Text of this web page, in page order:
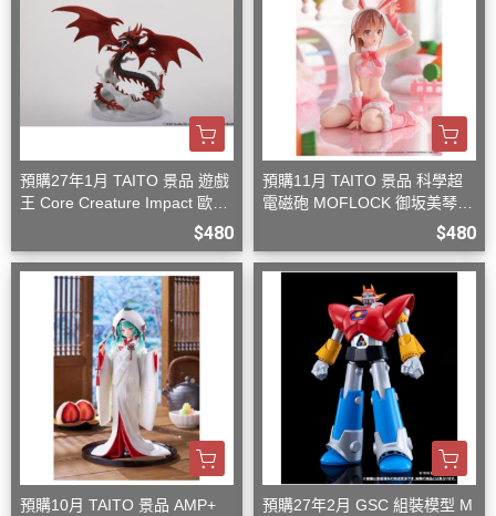
預購27年1月 TAITO 景品 遊戲
王 Core Creature Impact 歐西
$480
預購11月 TAITO 景品 科學超
電磁砲 MOFLOCK 御坂美琴
$480
預購10月 TAITO 景品 AMP+
預購27年2月 GSC 組裝模型 M